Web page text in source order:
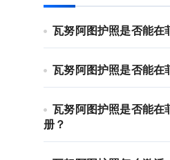
瓦努阿图护照是否能在
瓦努阿图护照是否能在
瓦努阿图护照是否能在
册？